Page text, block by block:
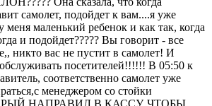
самолет, подойдет к вам....я уже
меня маленький ребенок и как так, когда
и подойдет????? Вы говорит - все
никто вас не пустит в самолет! И
посетителей!!!!!! В 05:50 к
соответственно самолет уже
менеджером со стойки
НАПРАВИЛ В КАССУ, ЧТОБЫ